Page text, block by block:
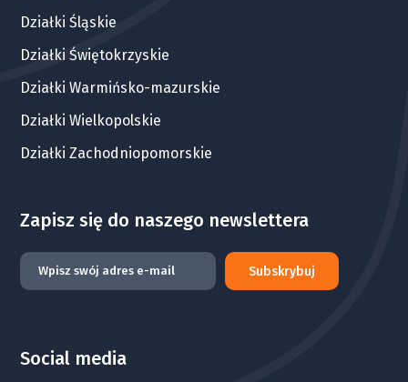
Działki Śląskie
Działki Świętokrzyskie
Działki Warmińsko-mazurskie
Działki Wielkopolskie
Działki Zachodniopomorskie
Zapisz się do naszego newslettera
Subskrybuj
Social media